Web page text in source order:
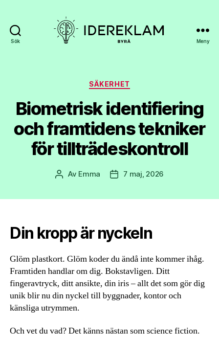
Sök Meny
Kategorier
SÄKERHET
Biometrisk identifiering
och framtidens tekniker
för tillträdeskontroll
Inläggsförfattare
Av Emma Inläggsdatum
7 maj, 2026
Din kropp är nyckeln
Glöm plastkort. Glöm koder du ändå inte kommer ihåg.
Framtiden handlar om dig. Bokstavligen. Ditt
fingeravtryck, ditt ansikte, din iris – allt det som gör dig
unik blir nu din nyckel till byggnader, kontor och
känsliga utrymmen.
Och vet du vad? Det känns nästan som science fiction.